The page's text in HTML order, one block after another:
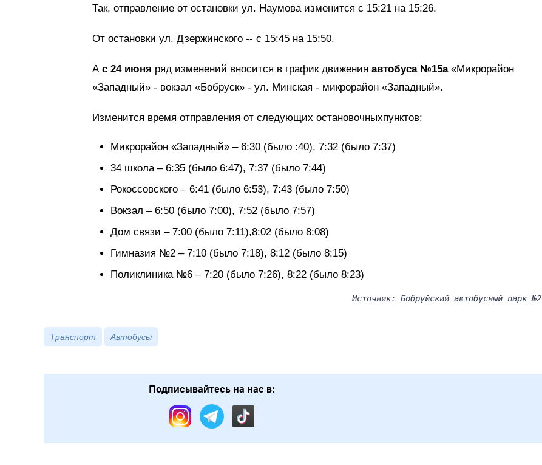
Так, отправление от остановки ул. Наумова изменится с 15:21 на 15:26.
От остановки ул. Дзержинского -- с 15:45 на 15:50.
А с 24 июня ряд изменений вносится в график движения автобуса №15а«Микрорайон
«Западный» - вокзал «Бобруск» - ул. Минская - микрорайон «Западный».
Изменится время отправления от следующих остановочныхпунктов:
Микрорайон «Западный» – 6:30 (было :40), 7:32 (было 7:37)
34 школа – 6:35 (было 6:47), 7:37 (было 7:44)
Рокоссовского – 6:41 (было 6:53), 7:43 (было 7:50)
Вокзал – 6:50 (было 7:00), 7:52 (было 7:57)
Дом связи – 7:00 (было 7:11),8:02 (было 8:08)
Гимназия №2 – 7:10 (было 7:18), 8:12 (было 8:15)
Поликлиника №6 – 7:20 (было 7:26), 8:22 (было 8:23)
Источник: Бобруйский автобусный парк №2
Транспорт Автобусы
Подписывайтесь на нас в: